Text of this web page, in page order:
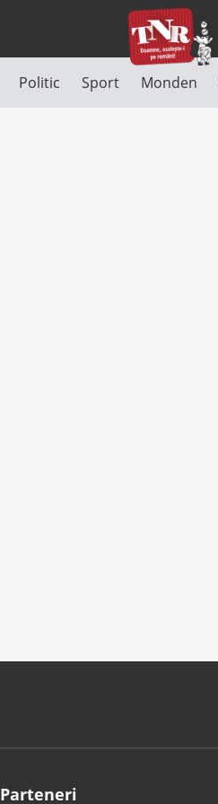
Politic Sport Monden
Parteneri